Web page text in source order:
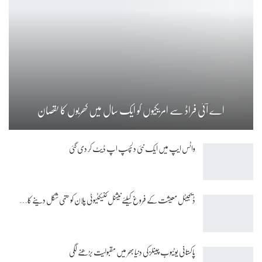
اے آئی فراڈ سے امریکیوں کو ایک سال میں کھربوں کا نقصان
واٹس ایپ میں ایک نئی دلچسپ اپ ڈیٹ کر دی گئی
ڈیجیٹل معیشت کے فروغ کیلئے نیشنل کنیکٹیوٹی پلان کو حتمی شکل دینے کا…
پاکستانی یوٹیوب چینلز کی دنیا بھر میں مقبولیت بڑھنے لگی